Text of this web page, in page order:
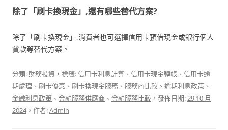
除了「刷卡換現金」,還有哪些替代方案?
除了「刷卡換現金」,消費者也可選擇信用卡預借現金或銀行個人
貸款等替代方案。
分類: 財務投資 ，標籤:信用卡利息計算 、 信用卡現金轉帳 、 信用卡逾
期處理 、 刷卡優惠 、 刷卡換現金服務 、 服務商比較 、 逾期利息政策 、
金融利息政策 、 金融服務供應商 、 金融服務比較 ，發佈日期:29 10 月
2024，作者:Admin